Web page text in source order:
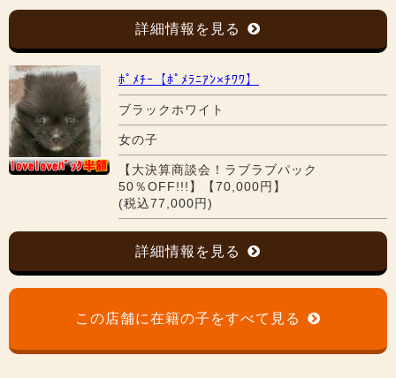
詳細情報を見る
ﾎﾟﾒﾁｰ【ﾎﾟﾒﾗﾆｱﾝ×ﾁﾜﾜ】
ブラックホワイト
女の子
【大決算商談会！ラブラブパック
50％OFF!!!】【70,000円】
(税込77,000円)
詳細情報を見る
この店舗に在籍の子をすべて見る